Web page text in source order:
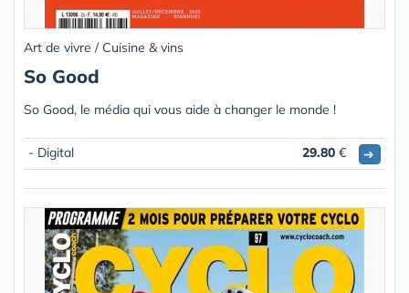
Art de vivre / Cuisine & vins
So Good
So Good, le média qui vous aide à changer le monde !
- Digital 29.80 € ➔